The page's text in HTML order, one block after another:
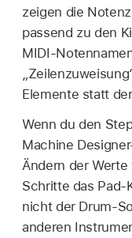
zeigen die
passend zu den
MIDI-
Elemente statt
Wenn du den
Machine
Ändern der Werte
Schritte das Pad-
nicht der Drum-
anderen